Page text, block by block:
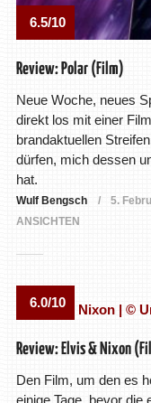
6.5/10
Review: Polar (Film)
Neue Woche, neues
direkt los mit einer
brandaktuellen
dürfen, mich dessen
hat.
Wulf Bengsch 5.
ANSICHTEN
6.0/10
Review: Elvis & Nixon
Den Film, um den es
einige Tage, bevor die